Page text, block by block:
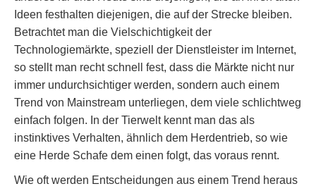
Ideen festhalten diejenigen, die auf der Strecke bleiben.
Betrachtet man die Vielschichtigkeit der
Technologiemärkte, speziell der Dienstleister im Internet,
so stellt man recht schnell fest, dass die Märkte nicht nur
immer undurchsichtiger werden, sondern auch einem
Trend von Mainstream unterliegen, dem viele schlichtweg
einfach folgen. In der Tierwelt kennt man das als
instinktives Verhalten, ähnlich dem Herdentrieb, so wie
eine Herde Schafe dem einen folgt, das voraus rennt.
Wie oft werden Entscheidungen aus einem Trend heraus